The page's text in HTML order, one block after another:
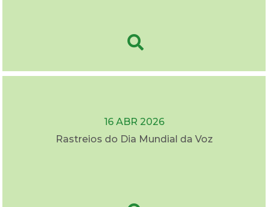
16 ABR 2026
Rastreios do Dia Mundial da Voz